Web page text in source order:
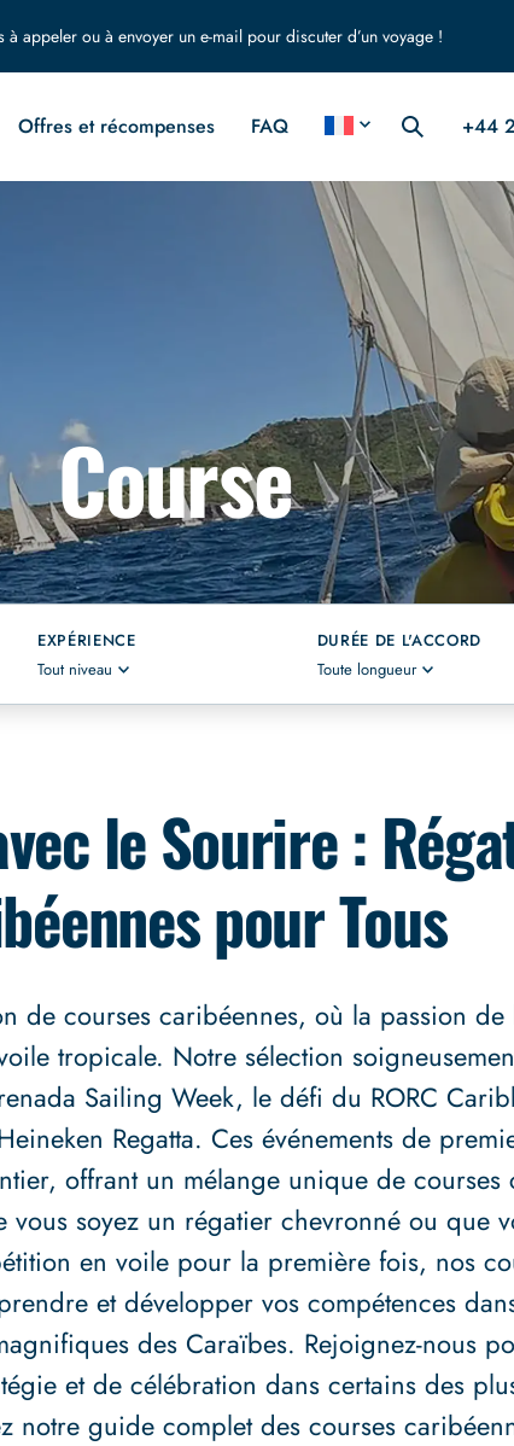
à appeler ou à envoyer un e-mail pour discuter d’un voyage !
Offres et récompenses FAQ +44
Course
EXPÉRIENCE
Tout niveau
DURÉE DE L'ACCORD
Toute longueur
le Sourire :
pour Tous
de courses caribéennes, où la passion de
tropicale. Notre sélection
Sailing Week, le défi du RORC
Regatta. Ces événements de
offrant un mélange unique de courses
soyez un régatier chevronné ou que
en voile pour la première fois, nos
et développer vos compétences
des Caraïbes. Rejoignez-nous
et de célébration dans certains des
notre guide complet des courses